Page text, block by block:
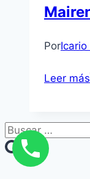
Por
Leer más
Buscar: